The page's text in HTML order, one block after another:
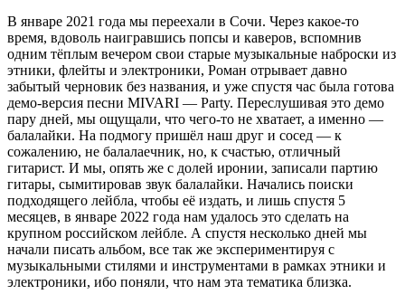
В январе 2021 года мы переехали в Сочи. Через какое-то
время, вдоволь наигравшись попсы и каверов, вспомнив
одним тёплым вечером свои старые музыкальные наброски из
этники, флейты и электроники, Роман отрывает давно
забытый черновик без названия, и уже спустя час была готова
демо-версия песни MIVARI — Party. Переслушивая это демо
пару дней, мы ощущали, что чего-то не хватает, а именно —
балалайки. На подмогу пришёл наш друг и сосед — к
сожалению, не балалаечник, но, к счастью, отличный
гитарист. И мы, опять же с долей иронии, записали партию
гитары, сымитировав звук балалайки. Начались поиски
подходящего лейбла, чтобы её издать, и лишь спустя 5
месяцев, в январе 2022 года нам удалось это сделать на
крупном российском лейбле. А спустя несколько дней мы
начали писать альбом, все так же экспериментируя с
музыкальными стилями и инструментами в рамках этники и
электроники, ибо поняли, что нам эта тематика близка.